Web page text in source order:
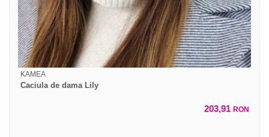
KAMEA
Caciula de dama Lily
203,91 RON